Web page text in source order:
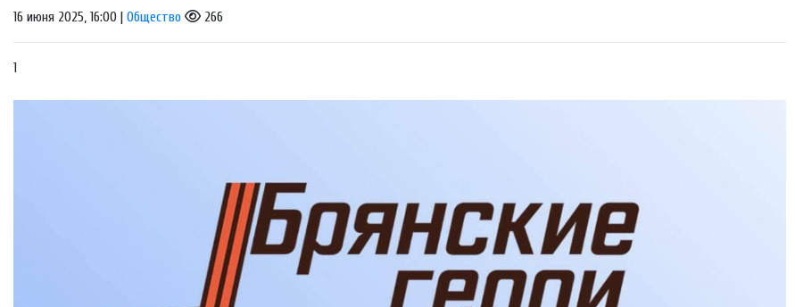
16 июня 2025, 16:00 | Общество 266
1